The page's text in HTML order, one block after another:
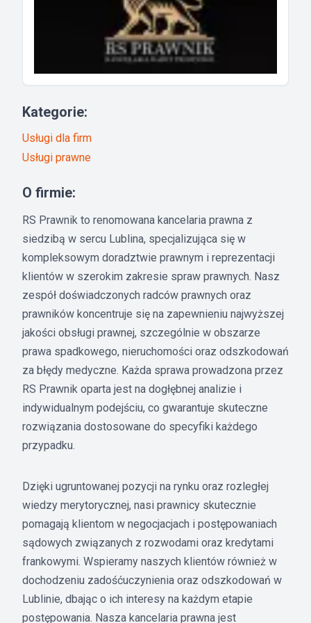
Kategorie:
Usługi dla firm
Usługi prawne
O firmie:
RS Prawnik to renomowana kancelaria prawna z
siedzibą w sercu Lublina, specjalizująca się w
kompleksowym doradztwie prawnym i reprezentacji
klientów w szerokim zakresie spraw prawnych. Nasz
zespół doświadczonych radców prawnych oraz
prawników koncentruje się na zapewnieniu najwyższej
jakości obsługi prawnej, szczególnie w obszarze
prawa spadkowego, nieruchomości oraz odszkodowań
za błędy medyczne. Każda sprawa prowadzona przez
RS Prawnik oparta jest na dogłębnej analizie i
indywidualnym podejściu, co gwarantuje skuteczne
rozwiązania dostosowane do specyfiki każdego
przypadku.
Dzięki ugruntowanej pozycji na rynku oraz rozległej
wiedzy merytorycznej, nasi prawnicy skutecznie
pomagają klientom w negocjacjach i postępowaniach
sądowych związanych z rozwodami oraz kredytami
frankowymi. Wspieramy naszych klientów również w
dochodzeniu zadośćuczynienia oraz odszkodowań w
Lublinie, dbając o ich interesy na każdym etapie
postępowania. Nasza kancelaria prawna jest